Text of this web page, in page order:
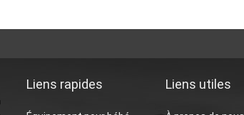
Liens rapides Liens utiles